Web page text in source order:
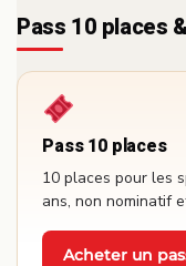
Pass 10 places
Pass 10 places
10 places pour les
ans, non nominatif
Acheter un